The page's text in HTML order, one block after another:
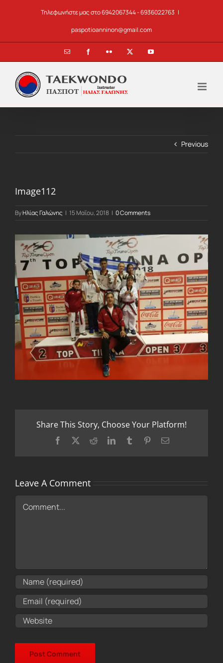
Τηλεφωνήστε μας στο 6942067344 - 6936022763 |
paspotioanninon@gmail.com
Email FacebookFlickr YouTube
Previous
Image112
ByΗλίας Γαλώνης | 15 Μαΐου, 2018 | 0 Comments
Share This Story, Choose Your Platform!
Facebook RedditLinkedInTumblr PinterestEmail
Leave A Comment
Comment